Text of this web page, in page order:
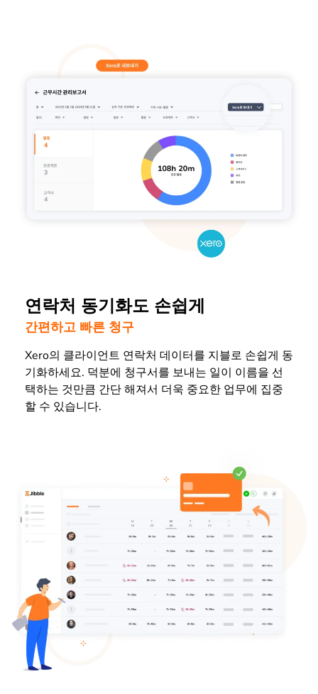
연락처 동기화도 손쉽게
간편하고 빠른 청구
Xero의 클라이언트 연락처 데이터를 지블로 손쉽게 동
기화하세요. 덕분에 청구서를 보내는 일이 이름을 선
택하는 것만큼 간단 해져서 더욱 중요한 업무에 집중
할 수 있습니다.